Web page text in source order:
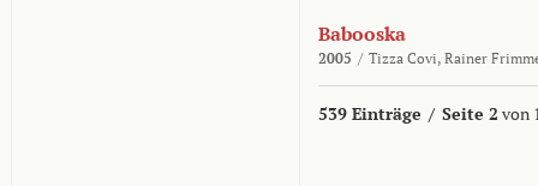
Babooska
2005 / Tizza Covi, Rainer
539 Einträge / Seite 2 von